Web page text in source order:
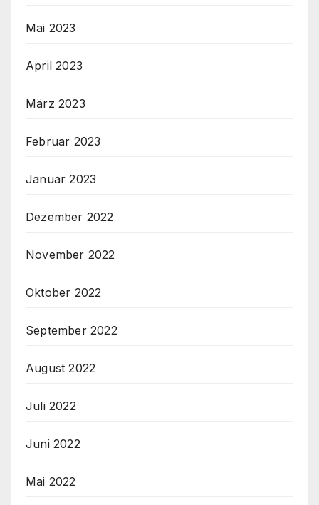
Mai 2023
April 2023
März 2023
Februar 2023
Januar 2023
Dezember 2022
November 2022
Oktober 2022
September 2022
August 2022
Juli 2022
Juni 2022
Mai 2022